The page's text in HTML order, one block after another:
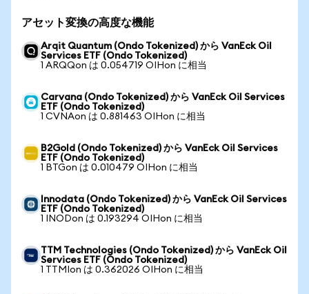
アセット変換の高度な機能
Arqit Quantum (Ondo Tokenized) から VanEck Oil
Services ETF (Ondo Tokenized)
1 ARQQon は 0.054719 OIHon に相当
Carvana (Ondo Tokenized) から VanEck Oil Services
ETF (Ondo Tokenized)
1 CVNAon は 0.881463 OIHon に相当
B2Gold (Ondo Tokenized) から VanEck Oil Services
ETF (Ondo Tokenized)
1 BTGon は 0.010479 OIHon に相当
Innodata (Ondo Tokenized) から VanEck Oil Services
ETF (Ondo Tokenized)
1 INODon は 0.193294 OIHon に相当
TTM Technologies (Ondo Tokenized) から VanEck Oil
Services ETF (Ondo Tokenized)
1 TTMIon は 0.362026 OIHon に相当